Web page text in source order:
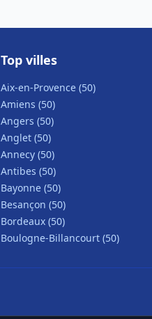
Top villes
Aix-en-Provence (50)
Amiens (50)
Angers (50)
Anglet (50)
Annecy (50)
Antibes (50)
Bayonne (50)
Besançon (50)
Bordeaux (50)
Boulogne-Billancourt (50)